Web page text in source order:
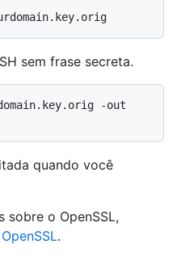
sem frase secreta.
-out
quando você
sobre o OpenSSL,
.